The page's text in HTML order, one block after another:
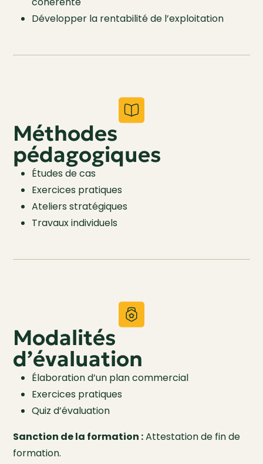
Développer la rentabilité de l’exploitation
Méthodes
pédagogiques
Études de cas
Exercices pratiques
Ateliers stratégiques
Travaux individuels
Modalités
d’évaluation
Élaboration d’un plan commercial
Exercices pratiques
Quiz d’évaluation
Sanction de la formation :Attestation de fin de
formation.